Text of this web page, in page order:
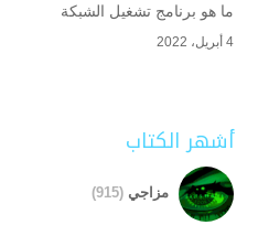
ما هو برنامج تشغيل الشبكة
4 أبريل، 2022
أشهر الكتاب
مزاجي (915)